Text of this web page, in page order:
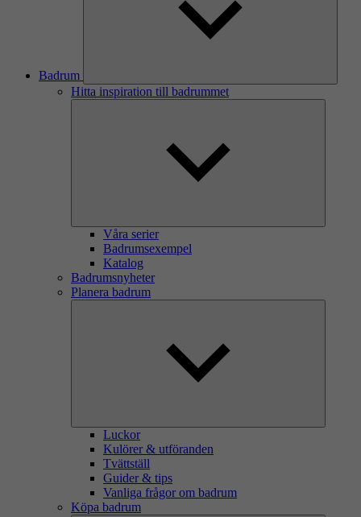
Badrum
Hitta inspiration till badrummet
Våra serier
Badrumsexempel
Katalog
Badrumsnyheter
Planera badrum
Luckor
Kulörer & utföranden
Tvättställ
Guider & tips
Vanliga frågor om badrum
Köpa badrum